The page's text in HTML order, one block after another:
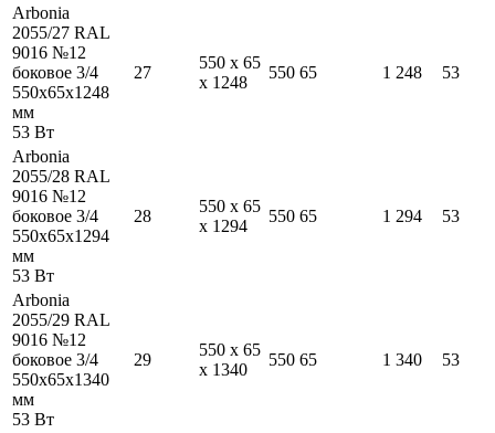
Arbonia
2055/27 RAL
9016 №12
боковое 3/4
550x65x1248
мм
53 Вт
27
550 x 65
x 1248
550 65 1 248 53
Arbonia
2055/28 RAL
9016 №12
боковое 3/4
550x65x1294
мм
53 Вт
28
550 x 65
x 1294
550 65 1 294 53
Arbonia
2055/29 RAL
9016 №12
боковое 3/4
550x65x1340
мм
53 Вт
29
550 x 65
x 1340
550 65 1 340 53